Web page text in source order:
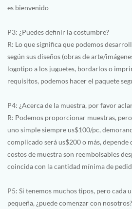
es bienvenido
P3: ¿Puedes definir la costumbre?
R: Lo que significa que podemos
según sus diseños (obras de arte/
logotipo a los juguetes, bordarlos o
requisitos, podemos hacer el paquete
P4: ¿Acerca de la muestra, por favor
R: Podemos proporcionar muestras,
uno simple siempre us$100/pc,
complicado será us$200 o más, depende
costos de muestra son reembolsables
coincida con la cantidad mínima de
P5: Si tenemos muchos tipos, pero cada
pequeña, ¿puede comenzar con nosotros?